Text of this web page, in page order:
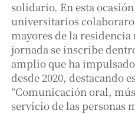
solidario. En esta
universitarios
mayores de la
jornada se inscribe
amplio que ha
desde 2020, destacando
“Comunicación oral,
servicio de las personas